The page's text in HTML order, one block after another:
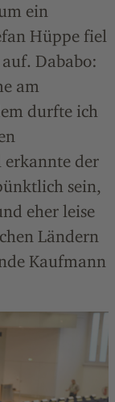
ein
Hüppe fiel
Dababo:
am
durfte ich
erkannte der
sein,
eher leise
Ländern
Kaufmann